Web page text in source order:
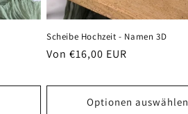
Scheibe Hochzeit - Namen 3D
Normaler
Von €16,00 EUR
Optionen auswählen